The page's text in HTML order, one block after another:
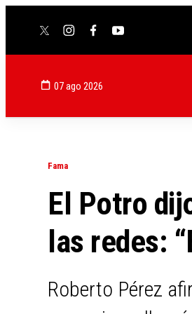
twitterinstagram
facebookyoutube
07 ago 2026
Fama
El Potro
las redes:
Roberto Pérez